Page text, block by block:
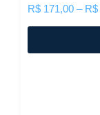
R$ 171,00 – R$